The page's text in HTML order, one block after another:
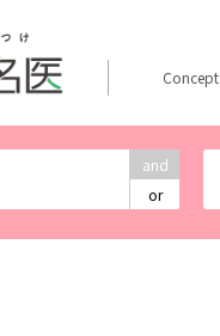
and
or
Concept